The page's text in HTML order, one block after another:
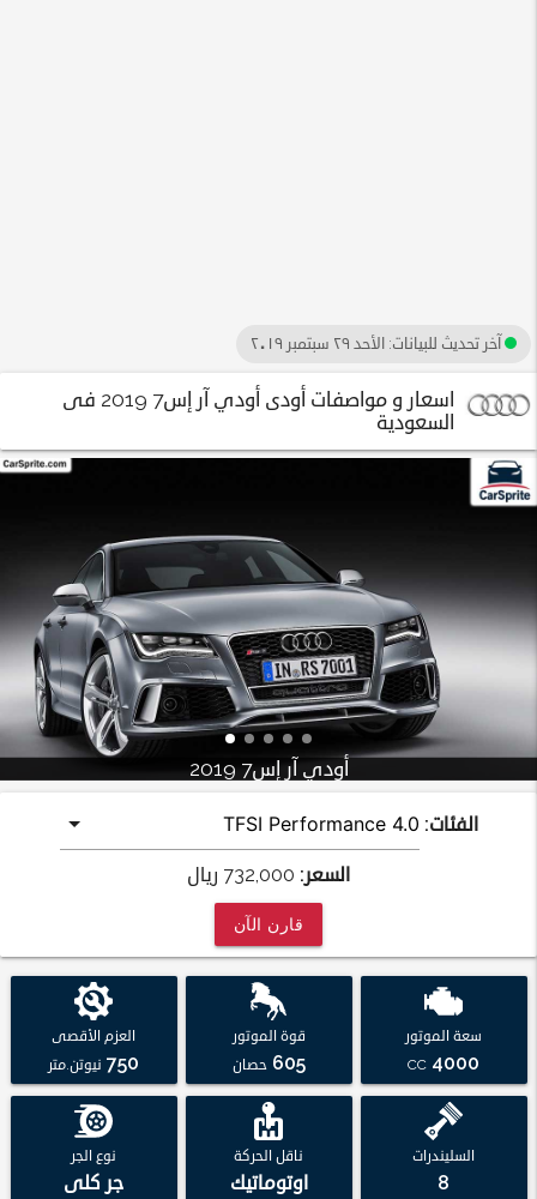
آخر تحديث للبيانات: الأحد ٢٩ سبتمبر ٢٠١٩
اسعار و مواصفات أودى أودي آر إس7 2019 فى
السعودية
أودي آر إس7 2019
الفئات:
السعر: 732,000 ريال
قارن الآن
سعة الموتور
4000
CC
قوة الموتور
605 حصان
العزم الأقصى
750 نيوتن.متر
السليندرات
8
ناقل الحركة
اوتوماتيك
نوع الجر
جر كلى